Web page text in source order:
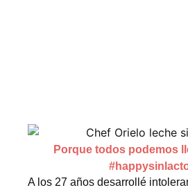
Porque todos podemos
A los 27 años desarrollé